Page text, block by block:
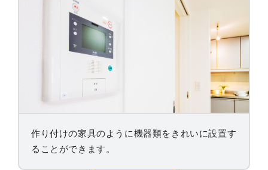
作り付けの家具のように機器類をきれいに設置す
ることができます。